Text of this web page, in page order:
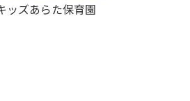
ッズあらた保育園